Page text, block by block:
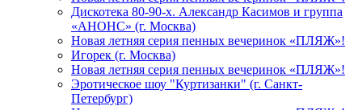
Дискотека 80-90-х. Александр Касимов и группа
«АНОНС» (г. Москва)
Новая летняя серия пенных вечеринок «ПЛЯЖ»!
Игорек (г. Москва)
Новая летняя серия пенных вечеринок «ПЛЯЖ»!
Эротическое шоу "Куртизанки" (г. Санкт-
Петербург)